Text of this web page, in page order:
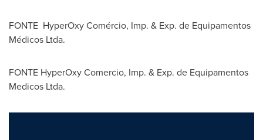
FONTE HyperOxy Comércio, Imp. & Exp. de Equipamentos
Médicos Ltda.
FONTE HyperOxy Comercio, Imp. & Exp. de Equipamentos
Medicos Ltda.